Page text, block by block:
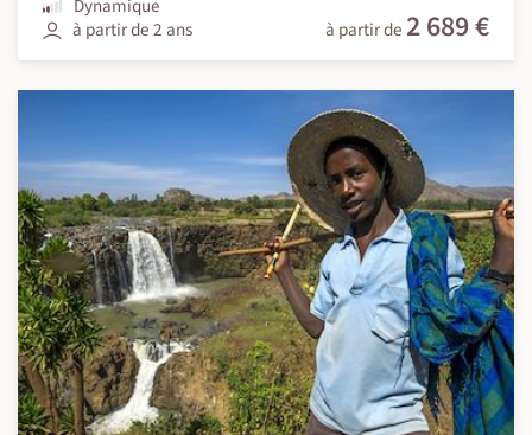
Dynamique
à partir de 2 ans
à partir de 2 689 €